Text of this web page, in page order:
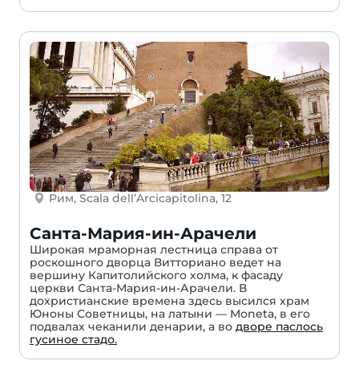
Рим, Scala dell’Arcicapitolina, 12
Санта-Мария-ин-Арачели
Широкая мраморная лестница справа от
роскошного дворца Витториано ведет на
вершину Капитолийского холма, к фасаду
церкви Санта-Мария-ин-Арачели. В
дохристианские времена здесь высился храм
Юноны Советницы, на латыни — Moneta, в его
подвалах чеканили денарии, а во дворе паслось
гусиное стадо.